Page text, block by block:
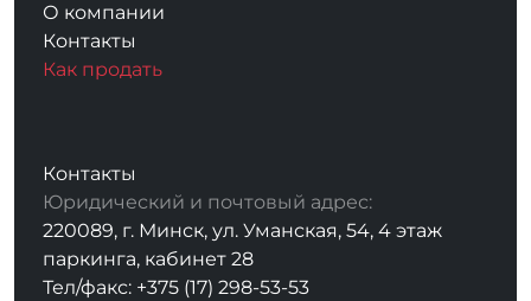
О компании
Контакты
Как продать
Контакты
Юридический и почтовый адрес:
220089, г. Минск, ул. Уманская, 54, 4 этаж
паркинга, кабинет 28
Тел/факс: +375 (17) 298-53-53